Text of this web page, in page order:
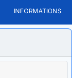
INFORMATIONS